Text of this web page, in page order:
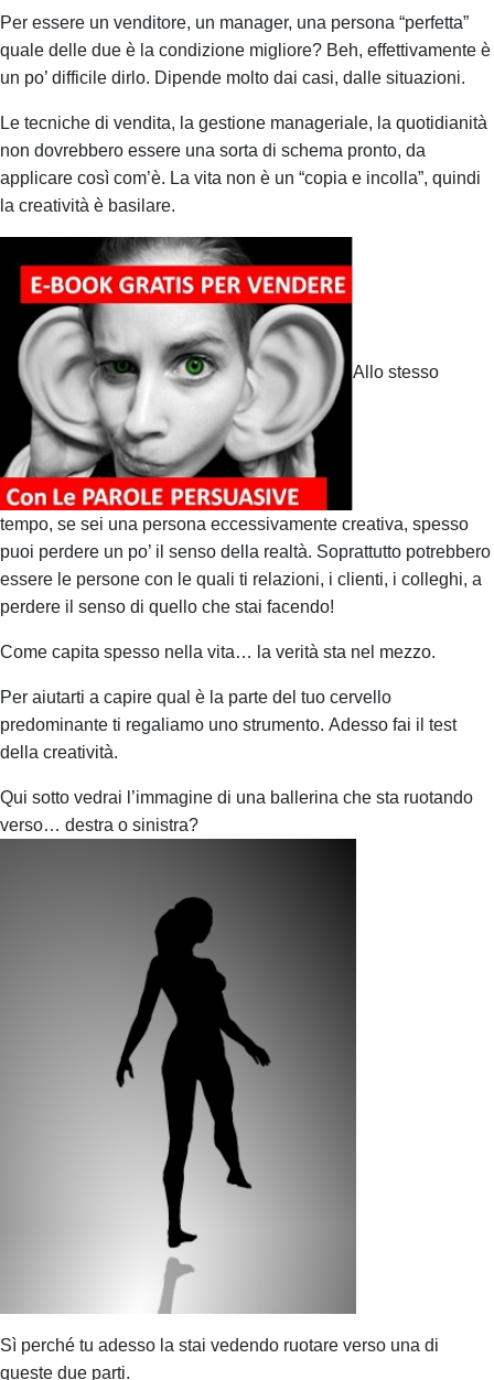
Per essere un venditore, un manager, una persona “perfetta”
quale delle due è la condizione migliore? Beh, effettivamente è
un po’ difficile dirlo. Dipende molto dai casi, dalle situazioni.
Le tecniche di vendita, la gestione manageriale, la quotidianità
non dovrebbero essere una sorta di schema pronto, da
applicare così com’è. La vita non è un “copia e incolla”, quindi
la creatività è basilare.
Allo stesso
tempo, se sei una persona eccessivamente creativa, spesso
puoi perdere un po’ il senso della realtà. Soprattutto potrebbero
essere le persone con le quali ti relazioni, i clienti, i colleghi, a
perdere il senso di quello che stai facendo!
Come capita spesso nella vita… la verità sta nel mezzo.
Per aiutarti a capire qual è la parte del tuo cervello
predominante ti regaliamo uno strumento. Adesso fai il test
della creatività.
Qui sotto vedrai l’immagine di una ballerina che sta ruotando
verso… destra o sinistra?
Sì perché tu adesso la stai vedendo ruotare verso una di
queste due parti.